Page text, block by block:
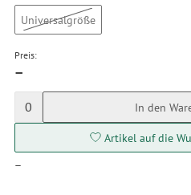
Universalgröße
Preis:
—
0 In den
Artikel auf die
—